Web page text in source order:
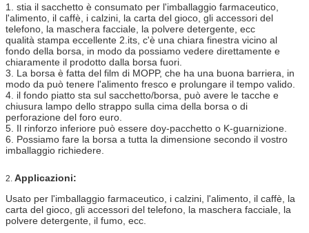
1. stia il sacchetto è consumato per l'imballaggio farmaceutico,
l'alimento, il caffè, i calzini, la carta del gioco, gli accessori del
telefono, la maschera facciale, la polvere detergente, ecc
qualità stampa eccellente 2.its, c'è una chiara finestra vicino al
fondo della borsa, in modo da possiamo vedere direttamente e
chiaramente il prodotto dalla borsa fuori.
3. La borsa è fatta del film di MOPP, che ha una buona barriera, in
modo da può tenere l'alimento fresco e prolungare il tempo valido.
4. il fondo piatto sta sul sacchetto/borsa, può avere le tacche e
chiusura lampo dello strappo sulla cima della borsa o di
perforazione del foro euro.
5. Il rinforzo inferiore può essere doy-pacchetto o K-guarnizione.
6. Possiamo fare la borsa a tutta la dimensione secondo il vostro
imballaggio richiedere.
2. Applicazioni:
Usato per l'imballaggio farmaceutico, i calzini, l'alimento, il caffè, la
carta del gioco, gli accessori del telefono, la maschera facciale, la
polvere detergente, il fumo, ecc.